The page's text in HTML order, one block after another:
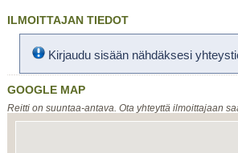
ILMOITTAJAN TIEDOT
Kirjaudu sisään nähdäksesi
GOOGLE MAP
Reitti on suuntaa-antava. Ota yhteyttä ilmoittajaan